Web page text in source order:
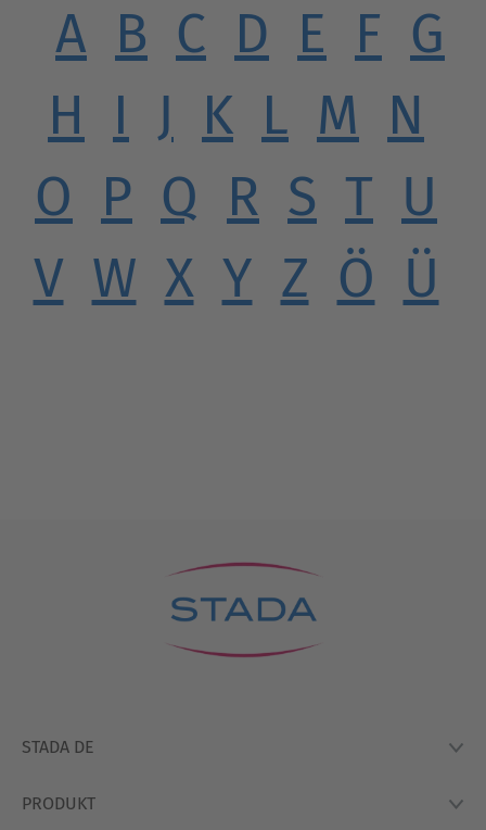
A B C D E F G
H I J K L M N
O P Q R S T U
V W X Y Z Ö Ü
STADA DE
Lexikon
PRODUKT